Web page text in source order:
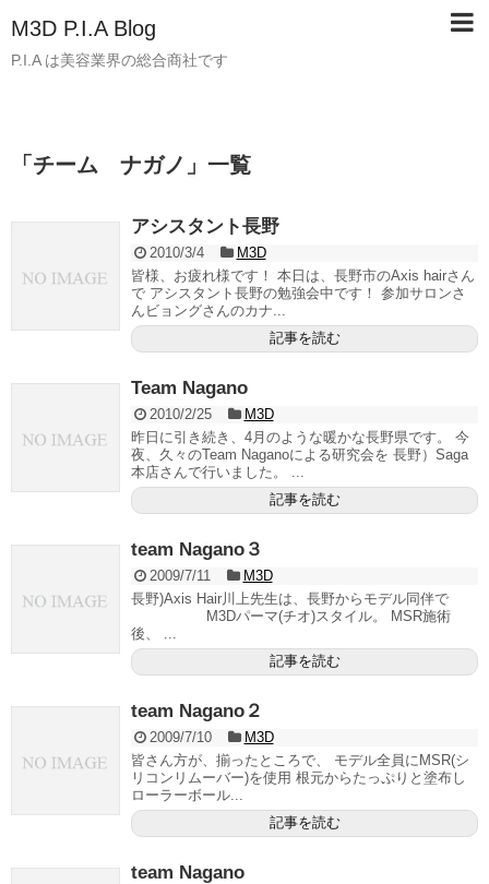
M3D P.I.A Blog
P.I.A は美容業界の総合商社です
「 チーム ナガノ 」 一覧
アシスタント長野
2010/3/4
M3D
皆様、お疲れ様です！ 本日は、長野市のAxis hairさん
で アシスタント長野の勉強会中です！ 参加サロンさ
んビョングさんのカナ...
記事を読む
Team Nagano
2010/2/25
M3D
昨日に引き続き、4月のような暖かな長野県です。 今
夜、久々のTeam Naganoによる研究会を 長野）Saga
本店さんで行いました。 ...
記事を読む
team Nagano３
2009/7/11
M3D
長野)Axis Hair川上先生は、長野からモデル同伴で
M3Dパーマ(チオ)スタイル。 MSR施術
後、 ...
記事を読む
team Nagano２
2009/7/10
M3D
皆さん方が、揃ったところで、 モデル全員にMSR(シ
リコンリムーバー)を使用 根元からたっぷりと塗布し
ローラーボール...
記事を読む
team Nagano